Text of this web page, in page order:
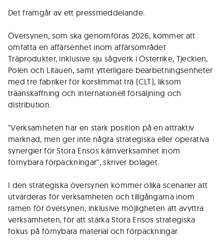
Det framgår av ett pressmeddelande.
Översynen, som ska genomföras 2026, kommer att
omfatta en affärsenhet inom affärsområdet
Träprodukter, inklusive sju sågverk i Österrike, Tjeckien,
Polen och Litauen, samt ytterligare bearbetningsenheter
med tre fabriker för korslimmat trä (CLT), liksom
träanskaffning och internationell försäljning och
distribution.
"Verksamheten har en stark position på en attraktiv
marknad, men ger inte några strategiska eller operativa
synergier för Stora Ensos kärnverksamhet inom
förnybara förpackningar", skriver bolaget.
I den strategiska översynen kommer olika scenarier att
utvärderas för verksamheten och tillgångarna inom
ramen för översynen, inklusive möjligheten att avyttra
verksamheten, för att stärka Stora Ensos strategiska
fokus på förnybara material och förpackningar.